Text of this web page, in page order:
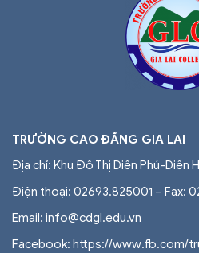
TRƯỜNG CAO ĐẲNG GIA LAI
Địa chỉ: Khu Đô Thị Diên Phú-Diên
Điện thoại: 02693.825001 – Fax:
Email: info@cdgl.edu.vn
Facebook: https://www.fb.com/